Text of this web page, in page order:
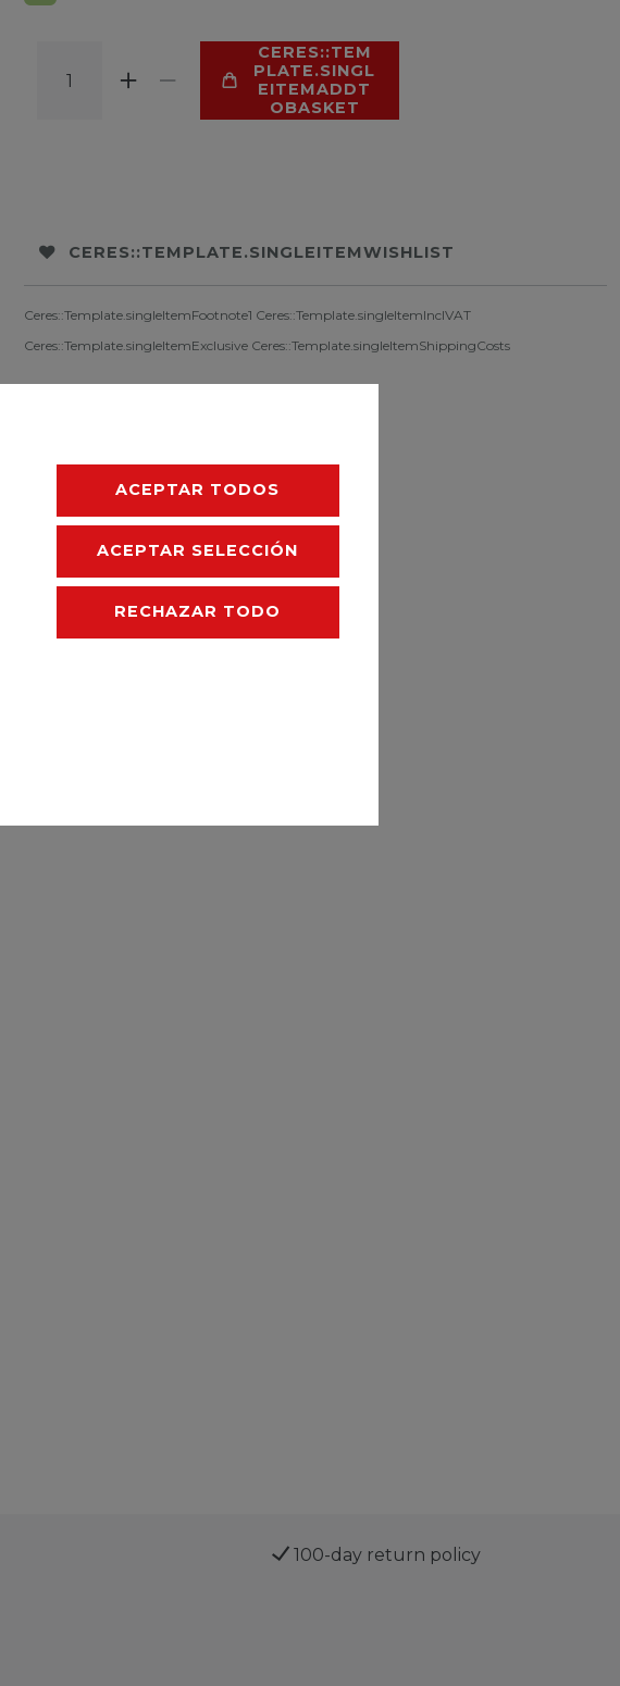
CERES::TEM
PLATE.SINGL
EITEMADDT
OBASKET
CERES::TEMPLATE.SINGLEITEMWISHLIST
Ceres::Template.singleItemFootnote1 Ceres::Template.singleItemInclVAT
Ceres::Template.singleItemExclusive Ceres::Template.singleItemShippingCosts
100-day return policy
ACEPTAR TODOS
ACEPTAR SELECCIÓN
RECHAZAR TODO